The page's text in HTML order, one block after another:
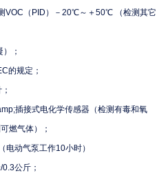
VOC（PID）－20℃～＋50℃ （检测其它
；
的规定；
插接式电化学传感器（检测有毒和氧
燃气体）；
电动气泵工作10小时）
公斤；